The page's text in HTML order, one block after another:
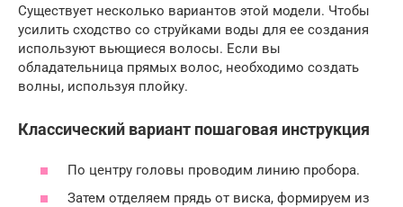
Существует несколько вариантов этой модели. Чтобы
усилить сходство со струйками воды для ее создания
используют вьющиеся волосы. Если вы
обладательница прямых волос, необходимо создать
волны, используя плойку.
Классический вариант пошаговая инструкция
По центру головы проводим линию пробора.
Затем отделяем прядь от виска, формируем из